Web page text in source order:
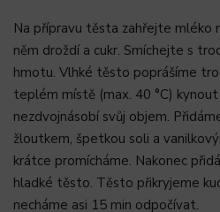
Na přípravu těsta zahřejte mléko
něm droždí a cukr. Smíchejte s
hmotu. Vlhké těsto poprášíme
teplém místě (max. 40 °C)
nezdvojnásobí svůj objem.
žloutkem, špetkou soli a
krátce promícháme. Nakonec
hladké těsto. Těsto přikryjeme
necháme asi 15 min odpočívat.